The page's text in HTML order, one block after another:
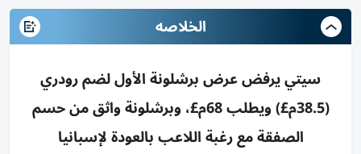
الخلاصه
سيتي يرفض عرض برشلونة الأول لضم رودري
(38.5م£) ويطلب 68م£، وبرشلونة واثق من حسم
الصفقة مع رغبة اللاعب بالعودة لإسبانيا